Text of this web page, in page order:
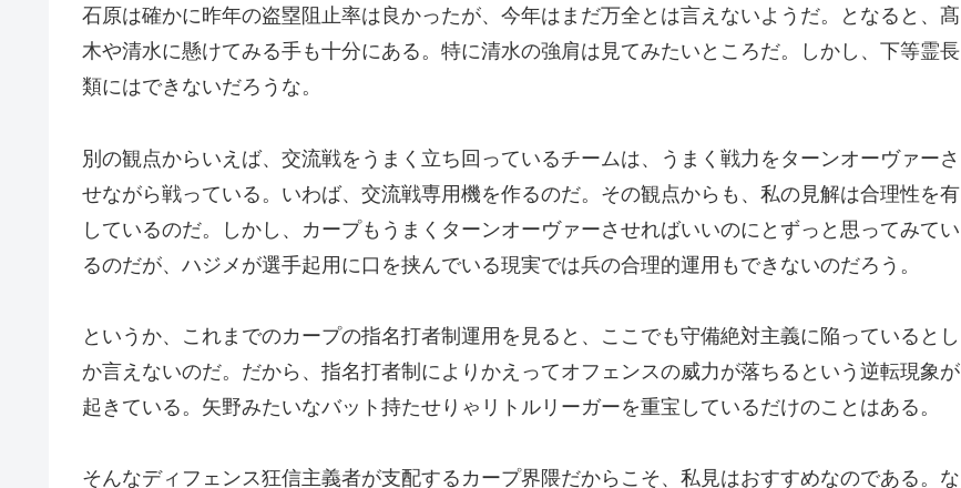
石原は確かに昨年の盗塁阻止率は良かったが、今年はまだ万全とは言えないようだ。となると、髙
木や清水に懸けてみる手も十分にある。特に清水の強肩は見てみたいところだ。しかし、下等霊長
類にはできないだろうな。
別の観点からいえば、交流戦をうまく立ち回っているチームは、うまく戦力をターンオーヴァーさ
せながら戦っている。いわば、交流戦専用機を作るのだ。その観点からも、私の見解は合理性を有
しているのだ。しかし、カープもうまくターンオーヴァーさせればいいのにとずっと思ってみてい
るのだが、ハジメが選手起用に口を挟んでいる現実では兵の合理的運用もできないのだろう。
というか、これまでのカープの指名打者制運用を見ると、ここでも守備絶対主義に陥っているとし
か言えないのだ。だから、指名打者制によりかえってオフェンスの威力が落ちるという逆転現象が
起きている。矢野みたいなバット持たせりゃリトルリーガーを重宝しているだけのことはある。
そんなディフェンス狂信主義者が支配するカープ界隈だからこそ、私見はおすすめなのである。な